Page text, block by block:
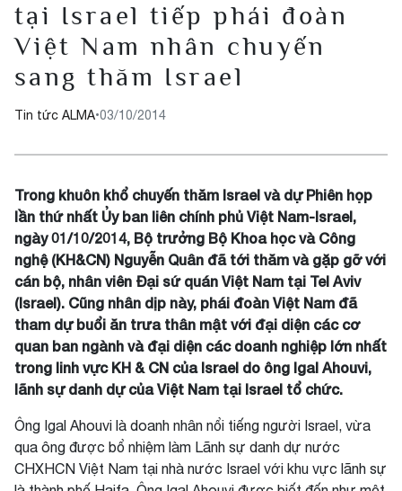
tại Israel tiếp phái đoàn
Việt Nam nhân chuyến
sang thăm Israel
Tin tức ALMA•03/10/2014
Trong khuôn khổ chuyến thăm Israel và dự Phiên họp
lần thứ nhất Ủy ban liên chính phủ Việt Nam-Israel,
ngày 01/10/2014, Bộ trưởng Bộ Khoa học và Công
nghệ (KH&CN) Nguyễn Quân đã tới thăm và gặp gỡ với
cán bộ, nhân viên Đại sứ quán Việt Nam tại Tel Aviv
(Israel). Cũng nhân dịp này, phái đoàn Việt Nam đã
tham dự buổi ăn trưa thân mật với đại diện các cơ
quan ban ngành và đại diện các doanh nghiệp lớn nhất
trong linh vực KH & CN của Israel do ông Igal Ahouvi,
lãnh sự danh dự của Việt Nam tại Israel tổ chức.
Ông Igal Ahouvi là doanh nhân nổi tiếng người Israel, vừa
qua ông được bổ nhiệm làm Lãnh sự danh dự nước
CHXHCN Việt Nam tại nhà nước Israel với khu vực lãnh sự